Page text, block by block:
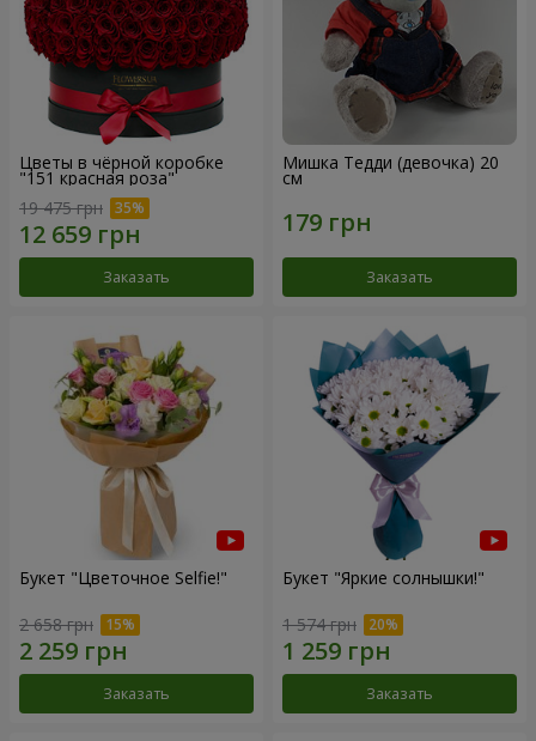
Цветы в чёрной коробке
"151 красная роза"
19 475 грн
Заказать
Мишка Тедди (девочка) 20
см
Заказать
Букет "Цветочное Selfie!"
2 658 грн
Заказать
Букет "Яркие солнышки!"
1 574 грн
Заказать